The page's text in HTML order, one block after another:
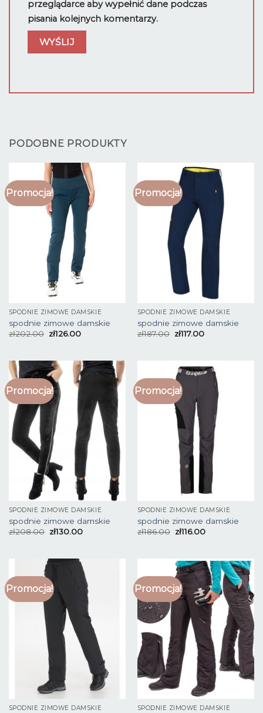
przeglądarce aby wypełnić dane podczas
pisania kolejnych komentarzy.
PODOBNE PRODUKTY
Promocja!
SPODNIE ZIMOWE DAMSKIE
spodnie zimowe damskie
zł202.00 zł126.00
Promocja!
SPODNIE ZIMOWE DAMSKIE
spodnie zimowe damskie
zł187.00 zł117.00
Promocja!
SPODNIE ZIMOWE DAMSKIE
spodnie zimowe damskie
zł208.00 zł130.00
Promocja!
SPODNIE ZIMOWE DAMSKIE
spodnie zimowe damskie
zł186.00 zł116.00
Promocja!
SPODNIE ZIMOWE DAMSKIE
Promocja!
SPODNIE ZIMOWE DAMSKIE